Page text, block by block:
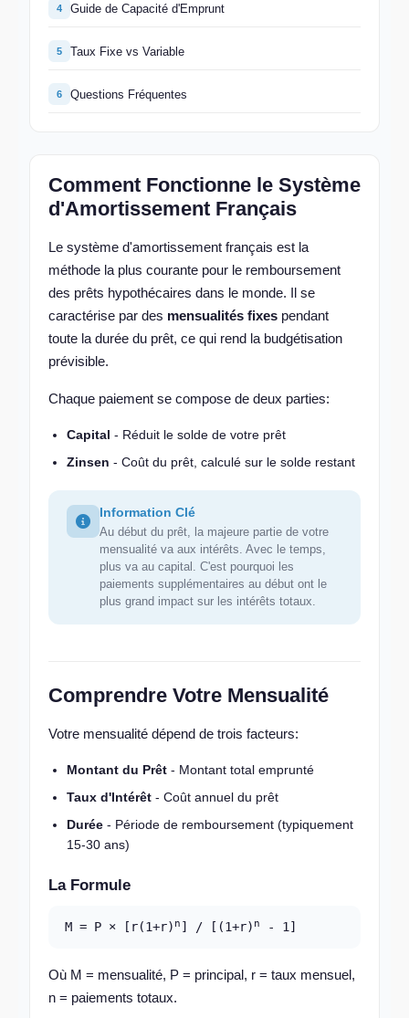
4 Guide de Capacité d'Emprunt
5 Taux Fixe vs Variable
6 Questions Fréquentes
Comment Fonctionne le Système
d'Amortissement Français
Le système d'amortissement français est la
méthode la plus courante pour le remboursement
des prêts hypothécaires dans le monde. Il se
caractérise par des mensualités fixes pendant
toute la durée du prêt, ce qui rend la budgétisation
prévisible.
Chaque paiement se compose de deux parties:
Capital - Réduit le solde de votre prêt
Zinsen - Coût du prêt, calculé sur le solde restant
Information Clé
Au début du prêt, la majeure partie de votre
mensualité va aux intérêts. Avec le temps,
plus va au capital. C'est pourquoi les
paiements supplémentaires au début ont le
plus grand impact sur les intérêts totaux.
Comprendre Votre Mensualité
Votre mensualité dépend de trois facteurs:
Montant du Prêt - Montant total emprunté
Taux d'Intérêt - Coût annuel du prêt
Durée - Période de remboursement (typiquement
15-30 ans)
La Formule
M = P × [r(1+r) n ] / [(1+r) n - 1]
Où M = mensualité, P = principal, r = taux mensuel,
n = paiements totaux.